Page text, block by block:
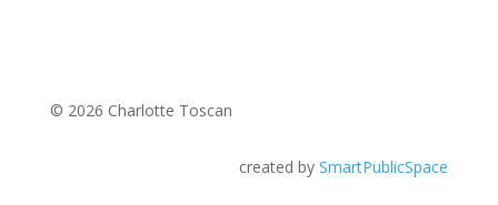
© 2026 Charlotte Toscan
created bySmartPublicSpace